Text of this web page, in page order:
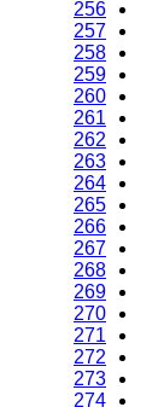
256
257
258
259
260
261
262
263
264
265
266
267
268
269
270
271
272
273
274